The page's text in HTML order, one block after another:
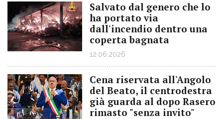
Salvato dal genero che lo
ha portato via
dall'incendio dentro una
coperta bagnata
12.06.2026
Cena riservata all'Angolo
del Beato, il centrodestra
già guarda al dopo Rasero
rimasto "senza invito"